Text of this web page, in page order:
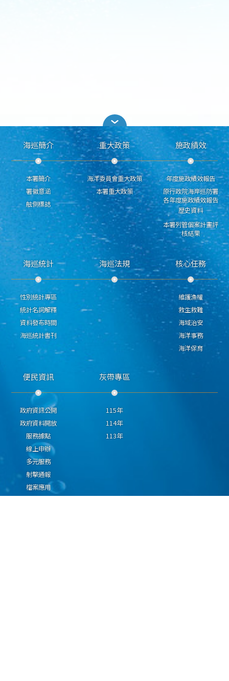
海巡簡介
本署簡介
署徽意涵
舷側標誌
重大政策
海洋委員會重大政策
本署重大政策
施政績效
年度施政績效報告
原行政院海岸巡防署
各年度施政績效報告
歷史資料
本署列管個案計畫評
核結果
海巡統計
性別統計專區
統計名詞解釋
資料發布時間
海巡統計書刊
海巡法規 核心任務
維護漁權
救生救難
海域治安
海洋事務
海洋保育
便民資訊
政府資訊公開
政府資料開放
服務據點
線上申辦
多元服務
射擊通報
檔案應用
灰帶專區
115年
114年
113年